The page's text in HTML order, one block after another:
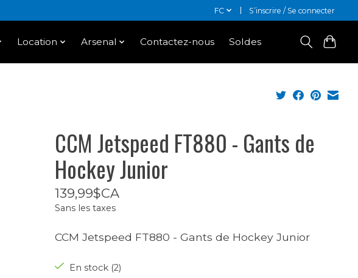
FC S’inscrire / Se connecter
Location Arsenal Contactez-nous Soldes
CCM Jetspeed FT880 - Gants de
Hockey Junior
139,99$CA
Sans les taxes
CCM Jetspeed FT880 - Gants de Hockey Junior
En stock (2)